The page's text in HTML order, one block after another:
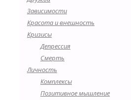
Зависимости
Красота и внешность
Кризисы
Депрессия
Смерть
Личность
Комплексы
Позитивное мышление